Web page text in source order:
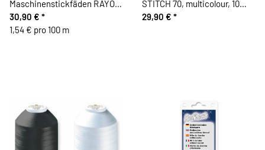
Maschinenstickfäden RAYON
40, gelb-orange, Gütermann
30,90 € *
1,54 € pro 100 m
STITCH 70, multicolour, 10
Garne, Gütermann
29,90 € *